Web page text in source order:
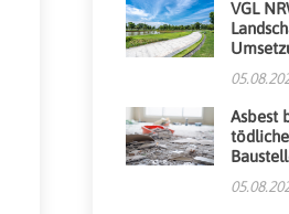
VGL
Asbest